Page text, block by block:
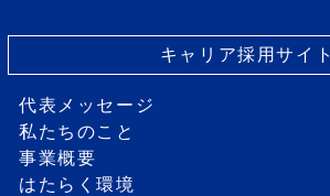
キャリア採用サイト
代表メッセージ
私たちのこと
事業概要
はたらく環境